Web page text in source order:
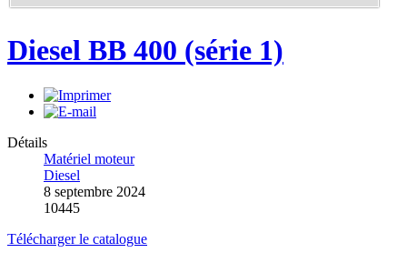
Diesel BB 400 (série 1)
Détails
Matériel moteur
Diesel
8 septembre 2024
10445
Télécharger le catalogue